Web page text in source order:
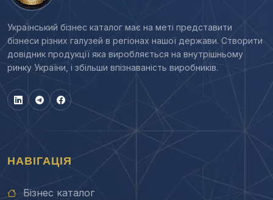
Український бізнес каталог має на меті представити
бізнеси різних галузей в регіонах нашої держави. Створити
довідник продукції яка виробляється на внутрішньому
ринку України, і збільши впізнаваність виробників.
НАВІГАЦІЯ
Бізнес каталог